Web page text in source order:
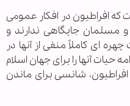
که افراطیون در افکار عمومی
جایگاهی ندارند و
ای کاملاً منفی از آنها در
آنها را برای جهان اسلام
افراطیون، شانسی برای ماندن